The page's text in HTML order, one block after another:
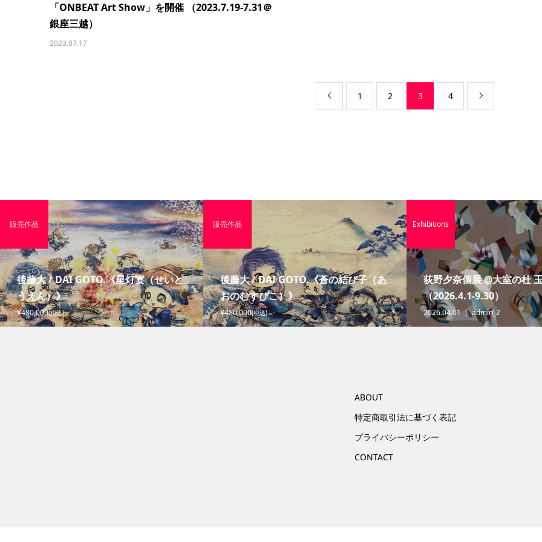
「ONBEAT Art Show」を開催 （2023.7.19-7.31＠
銀座三越）
2023.07.17
 1 2 3 4 
後藤大 / DAI GOTO.《星灯宴（せいと
うえん）》
¥480,000(税込)
販売作品
後藤大 / DAI GOTO.《蒼の結び子（あ
おのむすびこ）》
¥480,000(税込)
販売作品
荻野夕奈個展 @大室の杜
（2026.4.1-9.30）
2026.04.01 admin_2
Exhibitions
ABOUT
特定商取引法に基づく表記
プライバシーポリシー
CONTACT